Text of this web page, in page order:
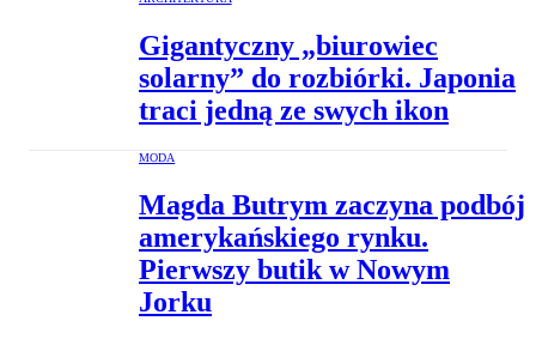
Gigantyczny „biurowiec
solarny” do rozbiórki. Japonia
traci jedną ze swych ikon
MODA
Magda Butrym zaczyna podbój
amerykańskiego rynku.
Pierwszy butik w Nowym
Jorku